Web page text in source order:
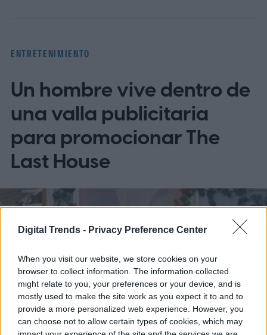
Digital Trends - Privacy Preference Center
When you visit our website, we store cookies on your
browser to collect information. The information collected
might relate to you, your preferences or your device, and is
mostly used to make the site work as you expect it to and to
provide a more personalized web experience. However, you
can choose not to allow certain types of cookies, which may
ENTRETENIMIENTO
Un hombre vive dentro de
una valla publicitaria
para promocionar The
Last House